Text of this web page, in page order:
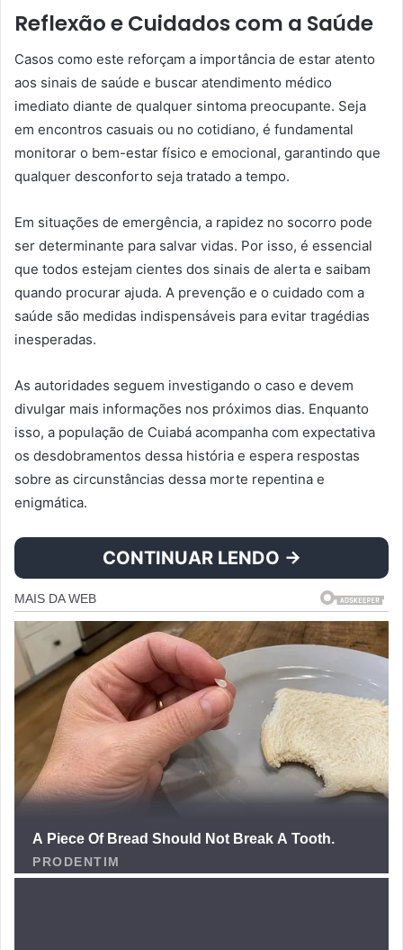
Reflexão e Cuidados com a Saúde
Casos como este reforçam a importância de estar atento
aos sinais de saúde e buscar atendimento médico
imediato diante de qualquer sintoma preocupante. Seja
em encontros casuais ou no cotidiano, é fundamental
monitorar o bem-estar físico e emocional, garantindo que
qualquer desconforto seja tratado a tempo.
Em situações de emergência, a rapidez no socorro pode
ser determinante para salvar vidas. Por isso, é essencial
que todos estejam cientes dos sinais de alerta e saibam
quando procurar ajuda. A prevenção e o cuidado com a
saúde são medidas indispensáveis para evitar tragédias
inesperadas.
As autoridades seguem investigando o caso e devem
divulgar mais informações nos próximos dias. Enquanto
isso, a população de Cuiabá acompanha com expectativa
os desdobramentos dessa história e espera respostas
sobre as circunstâncias dessa morte repentina e
enigmática.
CONTINUAR LENDO →